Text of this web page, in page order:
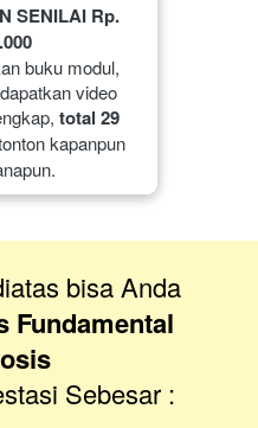
SENILAI Rp.
buku modul,
video
total 29
kapanpun
bisa Anda
Fundamental
Sebesar :